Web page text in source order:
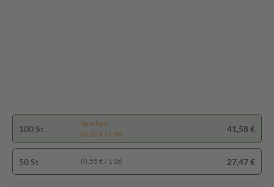
100 St
Spartipp
(0,42 € / 1 St)
41,58 €
50 St (0,55 € / 1 St) 27,47 €